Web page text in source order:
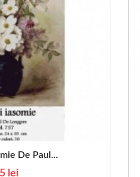
De Paul...
lei